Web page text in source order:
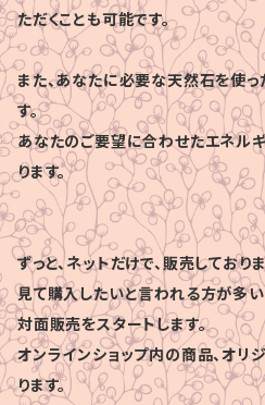
ただくことも可能です。
また、あなたに必要な天然石を使っ
す。
あなたのご要望に合わせたエネル
ります。
ずっと、ネットだけで、販売しており
見て購入したいと言われる方が多い
対面販売をスタートします。
オンラインショップ内の商品、オリ
ります。